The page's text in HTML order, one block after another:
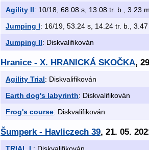
Agility II: 10/18, 68.08 s, 13.08 tr. b., 3.23
Jumping I: 16/19, 53.24 s, 14.24 tr. b.,
Jumping II: Diskvalifikován
Hranice - X. HRANICKÁ SKOČKA,
Agility Trial: Diskvalifikován
Earth dog's labyrinth: Diskvalifikován
Frog's course: Diskvalifikován
Šumperk - Havliczech 39, 21. 05.